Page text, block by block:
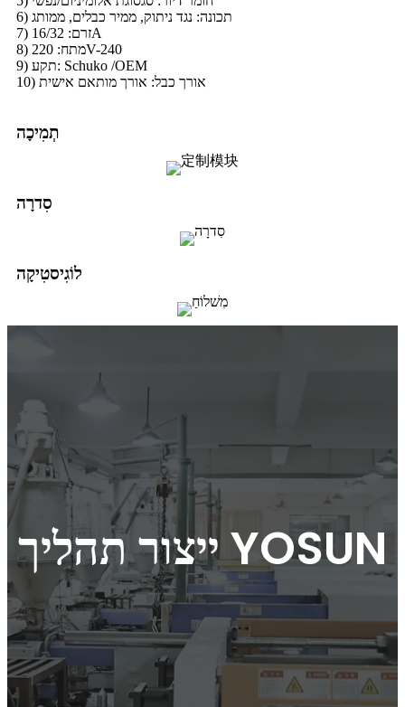
6) תכונה: נגד ניתוק, ממיר כבלים, ממותג
7) זרם: 16/32A
8) מתח: 220V-240
9) תקע: Schuko /OEM
10) אורך כבל: אורך מותאם אישית
תְמִיכָה
סִדרָה
לוֹגִיסטִיקָה
ייצור תהליך YOSUN